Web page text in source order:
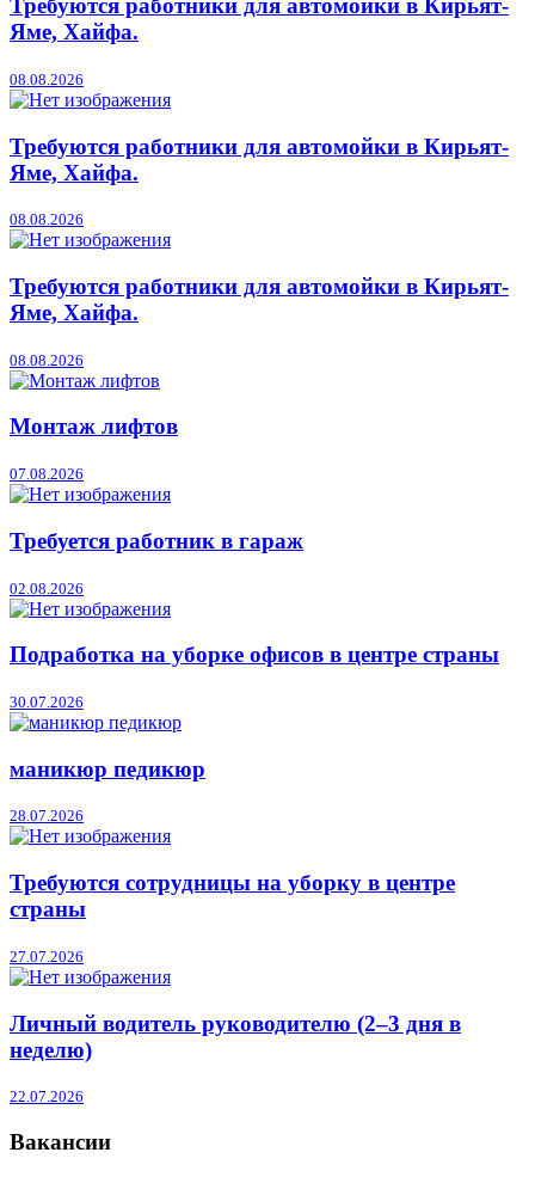
Требуются работники для автомойки в Кирьят-
Яме, Хайфа.
08.08.2026
Требуются работники для автомойки в Кирьят-
Яме, Хайфа.
08.08.2026
Требуются работники для автомойки в Кирьят-
Яме, Хайфа.
08.08.2026
Монтаж лифтов
07.08.2026
Требуется работник в гараж
02.08.2026
Подработка на уборке офисов в центре страны
30.07.2026
маникюр педикюр
28.07.2026
Требуются сотрудницы на уборку в центре
страны
27.07.2026
Личный водитель руководителю (2–3 дня в
неделю)
22.07.2026
Вакансии